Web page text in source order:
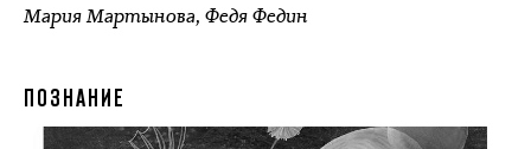
Мария Мартынова, Федя Федин
ПОЗНАНИЕ